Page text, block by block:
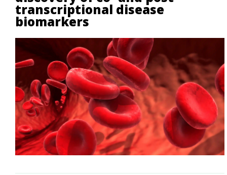
transcriptional disease
biomarkers